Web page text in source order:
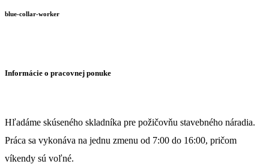
blue-collar-worker
Informácie o pracovnej ponuke
Hľadáme skúseného skladníka pre požičovňu stavebného náradia.
Práca sa vykonáva na jednu zmenu od 7:00 do 16:00, pričom
víkendy sú voľné.